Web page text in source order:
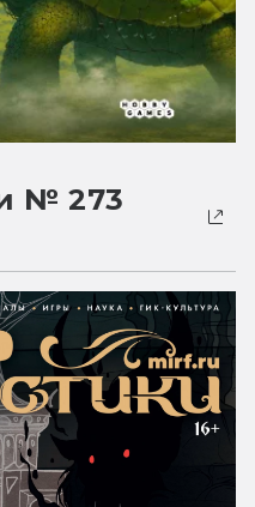
№ 273